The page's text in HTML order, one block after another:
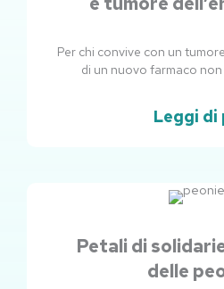
Per chi convive con un
di un nuovo farmaco
Leggi di
Petali di
delle
Pagina
Pagina